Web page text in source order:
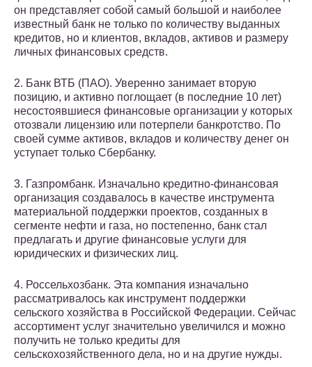
он представляет собой самый большой и наиболее
известный банк не только по количеству выданных
кредитов, но и клиентов, вкладов, активов и размеру
личных финансовых средств.
2. Банк ВТБ (ПАО). Уверенно занимает вторую
позицию, и активно поглощает (в последние 10 лет)
несостоявшиеся финансовые организации у которых
отозвали лицензию или потерпели банкротство. По
своей сумме активов, вкладов и количеству денег он
уступает только Сбербанку.
3. Газпромбанк. Изначально кредитно-финансовая
организация создавалось в качестве инструмента
материальной поддержки проектов, созданных в
сегменте нефти и газа, но постепенно, банк стал
предлагать и другие финансовые услуги для
юридических и физических лиц.
4. Россельхозбанк. Эта компания изначально
рассматривалось как инструмент поддержки
сельского хозяйства в Российской Федерации. Сейчас
ассортимент услуг значительно увеличился и можно
получить не только кредиты для
сельскохозяйственного дела, но и на другие нужды.